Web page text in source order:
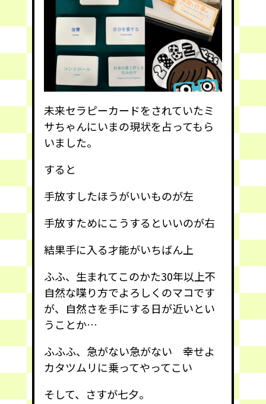
未来セラピーカードをされていたミ
サちゃんにいまの現状を占ってもら
いました。
すると
手放すしたほうがいいものが左
手放すためにこうするといいのが右
結果手に入る才能がいちばん上
ふふ、生まれてこのかた30年以上不
自然な喋り方でよろしくのマコです
が、自然さを手にする日が近いとい
うことか…
ふふふ、急がない急がない 幸せよ
カタツムリに乗ってやってこい
そして、さすが七夕。